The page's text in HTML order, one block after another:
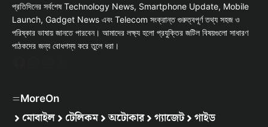
প্রতিদিনের সর্বশেষ Technology News, Smartphone Update, Mobile
Launch, Gadget News এবং Telecom সংক্রান্ত গুরুত্বপূর্ণ তথ্য সহজ ও
পরিষ্কার ভাষায় জানতে পারবেন। আমাদের লক্ষ্য হলো প্রযুক্তির জটিল বিষয়গুলো সাধারণ
পাঠকদের জন্য বোধগম্য করে তুলে ধরা।
MoreOn
মোবাইল টেলিকম অটোকার গ্যাজেট গাইড